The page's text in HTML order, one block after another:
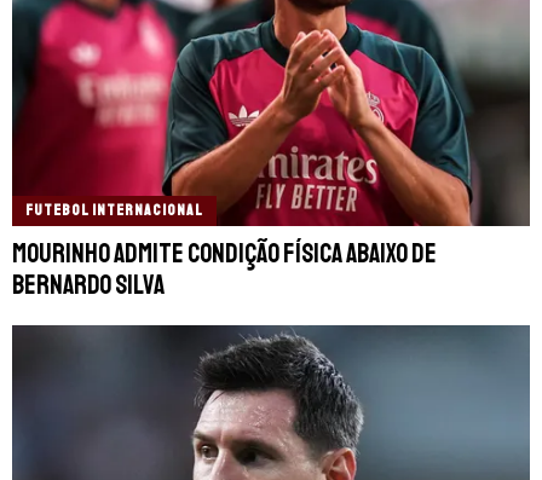
FUTEBOL INTERNACIONAL
Mourinho admite condição física abaixo de
Bernardo Silva